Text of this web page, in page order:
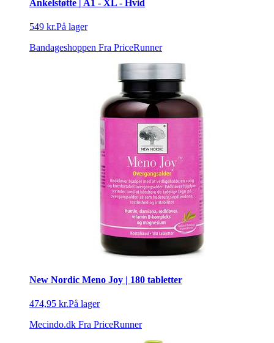
Ankelstøtte | A1 - XL - Hvid
549 kr.På lager
Bandageshoppen Fra PriceRunner
New Nordic Meno Joy | 180 tabletter
474,95 kr.På lager
Mecindo.dk Fra PriceRunner